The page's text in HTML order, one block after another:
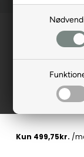
Soltag,
136232
1.999,00